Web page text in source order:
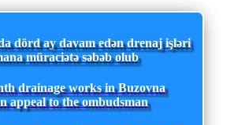
dörd ay davam edən drenaj işləri
müraciətə səbəb olub
drainage works in Buzovna
appeal to the ombudsman